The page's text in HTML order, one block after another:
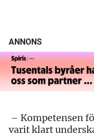
ANNONS
– Kompetensen
varit klart